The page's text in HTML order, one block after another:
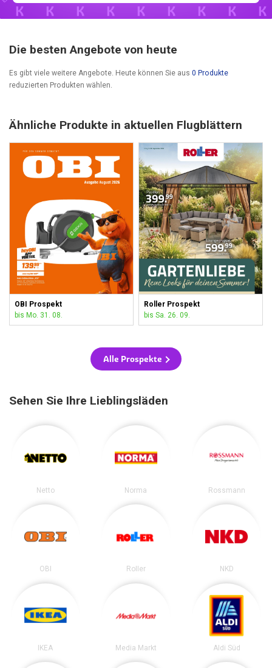
Die besten Angebote von heute
Es gibt viele weitere Angebote. Heute können Sie aus 0 Produkte
reduzierten Produkten wählen.
Ähnliche Produkte in aktuellen Flugblättern
OBI Prospekt
bis Mo. 31. 08.
Roller Prospekt
bis Sa. 26. 09.
Alle Prospekte
Sehen Sie Ihre Lieblingsläden
Netto Norma Rossmann
OBI Roller NKD
IKEA Media Markt Aldi Süd